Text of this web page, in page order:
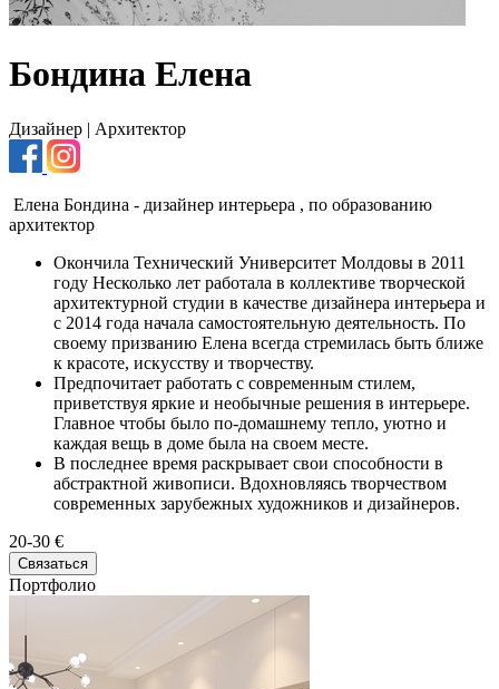
Бондина Елена
Дизайнер | Aрхитектор
Елена Бондина - дизайнер интерьера , по образованию
архитектор
Окончила Технический Университет Молдовы в 2011
году Несколько лет работала в коллективе творческой
архитектурной студии в качестве дизайнера интерьера и
с 2014 года начала самостоятельную деятельность. По
своему призванию Елена всегда стремилась быть ближе
к красоте, искусству и творчеству.
Предпочитает работать с современным стилем,
приветствуя яркие и необычные решения в интерьере.
Главное чтобы было по-домашнему тепло, уютно и
каждая вещь в доме была на своем месте.
В последнее время раскрывает свои способности в
абстрактной живописи. Вдохновляясь творчеством
современных зарубежных художников и дизайнеров.
20-30 €
Связаться
Портфолио